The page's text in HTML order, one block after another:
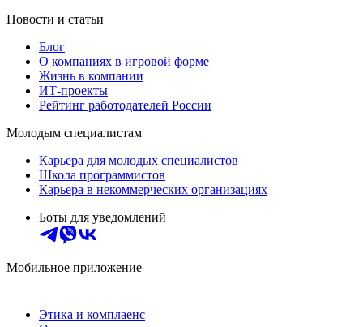
Новости и статьи
Блог
О компаниях в игровой форме
Жизнь в компании
ИТ-проекты
Рейтинг работодателей России
Молодым специалистам
Карьера для молодых специалистов
Школа программистов
Карьера в некоммерческих организациях
Боты для уведомлений
Мобильное приложение
Этика и комплаенс